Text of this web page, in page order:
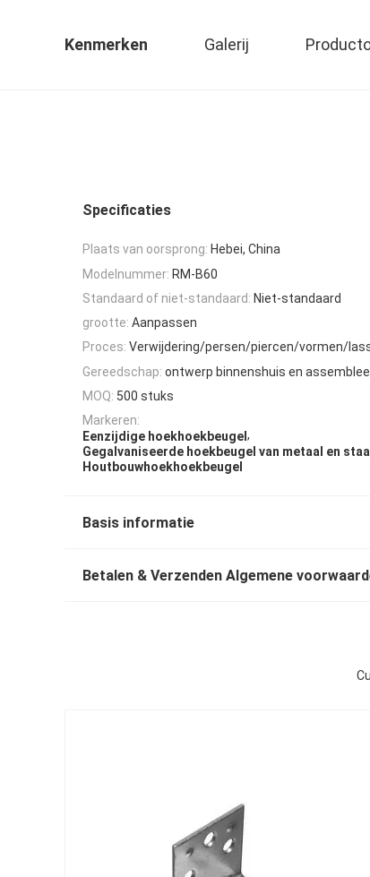
Kenmerken Galerij
Specificaties
Plaats van oorsprong: Hebei, China
Modelnummer: RM-B60
Standaard of niet-standaard: Niet-standaard
grootte: Aanpassen
Proces: Verwijdering/persen/piercen/vormen/
Gereedschap: ontwerp binnenshuis en
MOQ: 500 stuks
Markeren:
Eenzijdige hoekhoekbeugel ,
Gegalvaniseerde hoekbeugel van metaal en staal
Houtbouwhoekhoekbeugel
Basis informatie
Betalen & Verzenden Algemene